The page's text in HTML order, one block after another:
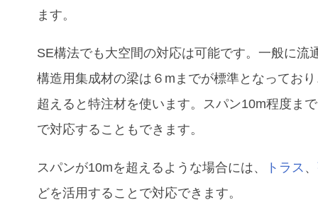
ます。
SE構法でも大空間の対応は可能です。一般に流
構造用集成材の梁は６ m までが標準となってお
超えると特注材を使います。スパン10m程度ま
で対応することもできます。
スパンが10mを超えるような場合には、 トラス 、
どを活用することで対応できます。